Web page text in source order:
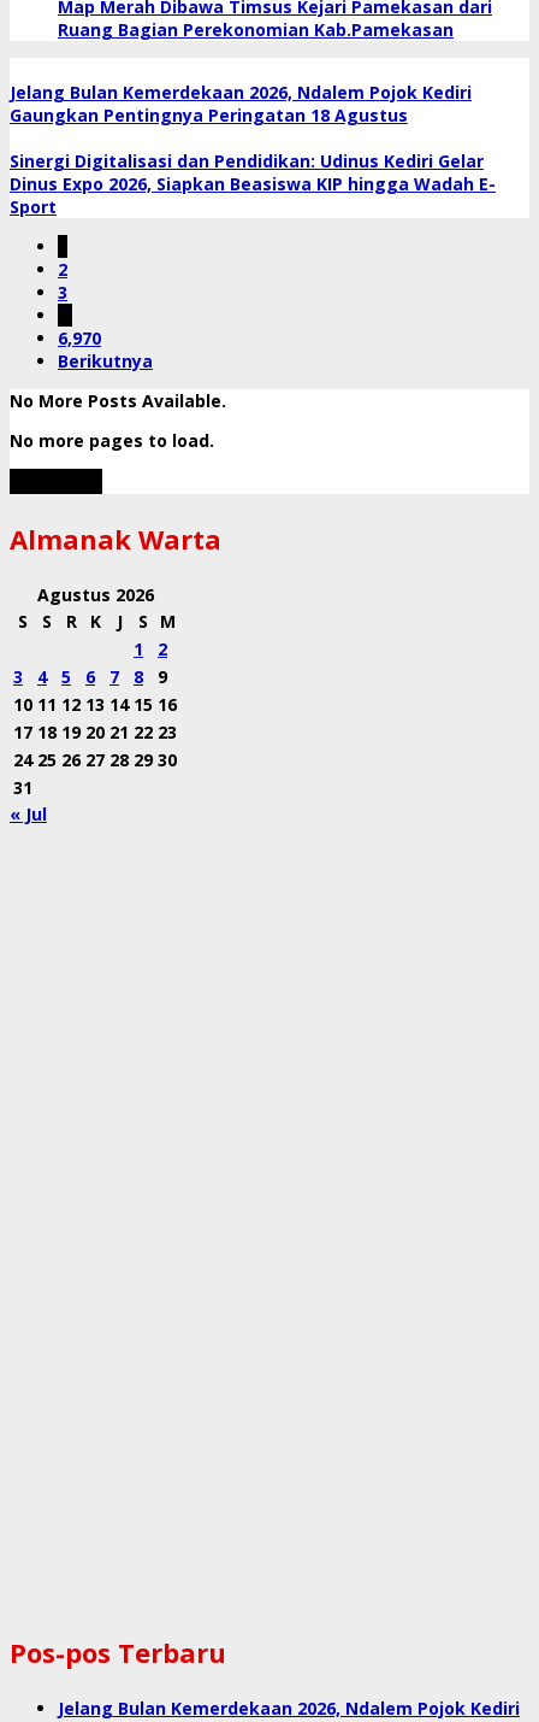
Map Merah Dibawa Timsus Kejari Pamekasan dari
Ruang Bagian Perekonomian Kab.Pamekasan
Jelang Bulan Kemerdekaan 2026, Ndalem Pojok Kediri
Gaungkan Pentingnya Peringatan 18 Agustus
Sinergi Digitalisasi dan Pendidikan: Udinus Kediri Gelar
Dinus Expo 2026, Siapkan Beasiswa KIP hingga Wadah E-
Sport
2
3
6,970
Berikutnya
No More Posts Available.
No more pages to load.
Almanak Warta
Agustus 2026
S
S R K J S
M
1
2
3
4 5 6 7 8
9
10 11 12 13 14 15 16
17 18 19 20 21 22 23
24 25 26 27 28 29 30
31
« Jul
Pos-pos Terbaru
Jelang Bulan Kemerdekaan 2026, Ndalem Pojok Kediri